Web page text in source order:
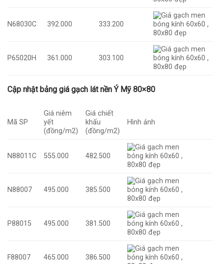
N68030C 392.000 333.200
P65020H 361.000 303.100
Cập nhật bảng giá gạch lát nền Ý Mỹ 80×80
Mã SP
Giá niêm
yết
(đồng/m2)
Giá chiết
khấu
(đồng/m2)
Hình ảnh
N88011C 555.000 482.500
N88007 495.000 385.500
P88015 495.000 381.500
F88007 465.000 386.500